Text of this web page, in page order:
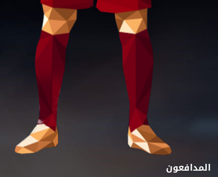
المدافعون